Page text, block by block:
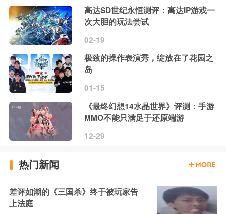
高达SD世纪永恒测评：高达IP游戏一
次大胆的玩法尝试
02-19
极致的操作表演秀，绽放在了花园之
岛
01-15
《最终幻想14水晶世界》评测：手游
MMO不能只满足于还原端游
12-29
热门新闻
差评如潮的《三国杀》终于被玩家告
上法庭